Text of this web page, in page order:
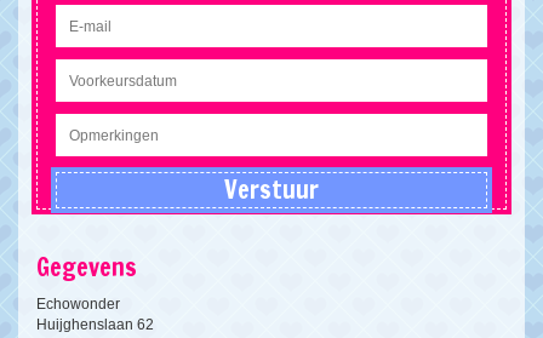
Gegevens
Echowonder
Huijghenslaan 62